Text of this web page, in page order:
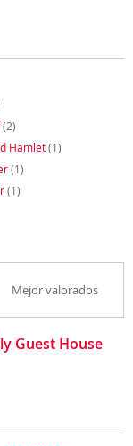
(2)
Hamlet(1)
(1)
(1)
Mejor valorados
Guest House